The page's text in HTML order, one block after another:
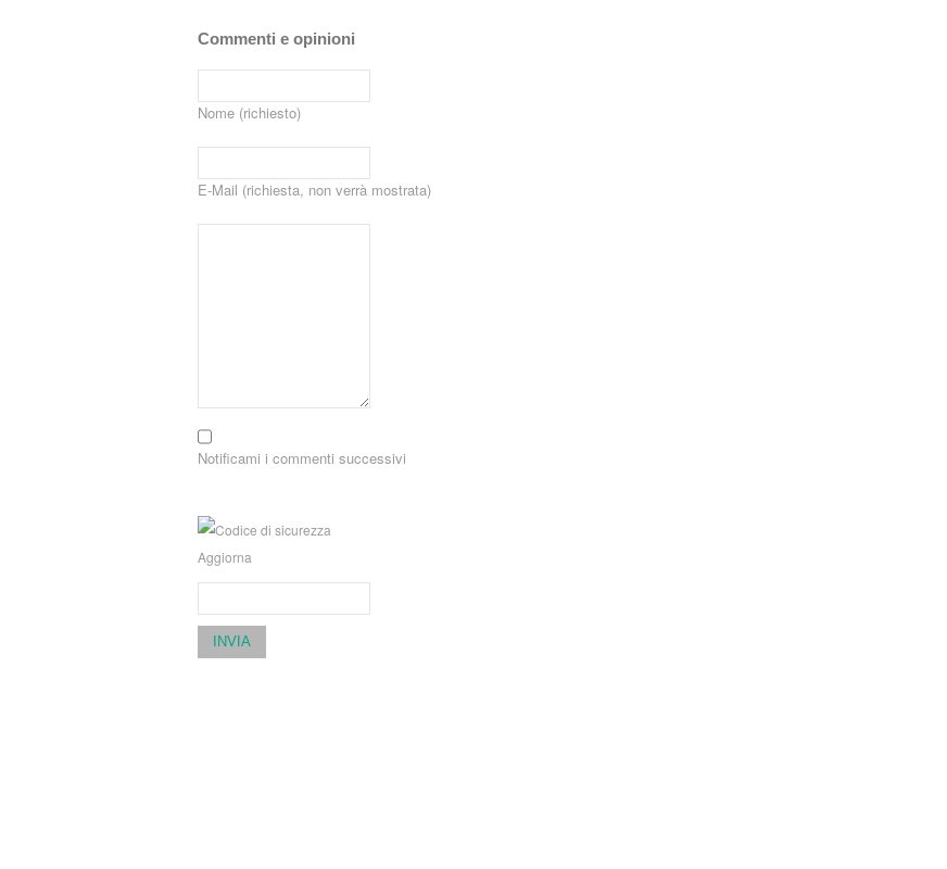
Commenti e opinioni
Nome (richiesto)
E-Mail (richiesta, non verrà mostrata)
Notificami i commenti successivi
Aggiorna
INVIA